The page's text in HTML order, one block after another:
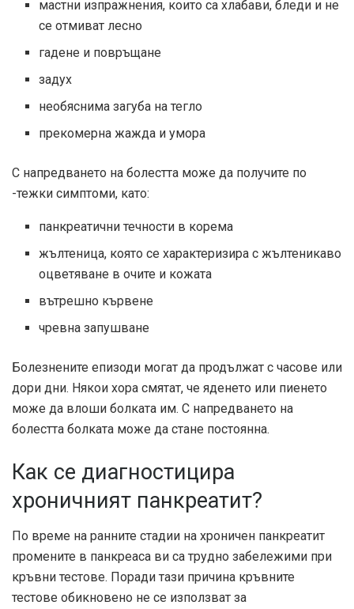
мастни изпражнения, които са хлабави, бледи и не
се отмиват лесно
гадене и повръщане
задух
необяснима загуба на тегло
прекомерна жажда и умора
С напредването на болестта може да получите по
-тежки симптоми, като:
панкреатични течности в корема
жълтеница, която се характеризира с жълтеникаво
оцветяване в очите и кожата
вътрешно кървене
чревна запушване
Болезнените епизоди могат да продължат с часове или
дори дни. Някои хора смятат, че яденето или пиенето
може да влоши болката им. С напредването на
болестта болката може да стане постоянна.
Как се диагностицира
хроничният панкреатит?
По време на ранните стадии на хроничен панкреатит
промените в панкреаса ви са трудно забележими при
кръвни тестове. Поради тази причина кръвните
тестове обикновено не се използват за